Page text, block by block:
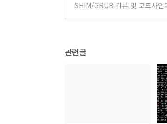
SHIM/GRUB 리뷰 및 코드사인
관련글